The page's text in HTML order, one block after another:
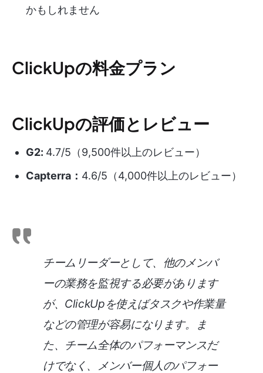
かもしれません
ClickUpの料金プラン
ClickUpの評価とレビュー
G2: 4.7/5（9,500件以上のレビュー）
Capterra： 4.6/5（4,000件以上のレビュー）
チームリーダーとして、他のメンバ
ーの業務を監視する必要があります
が、ClickUpを使えばタスクや作業量
などの管理が容易になります。ま
た、チーム全体のパフォーマンスだ
けでなく、メンバー個人のパフォー